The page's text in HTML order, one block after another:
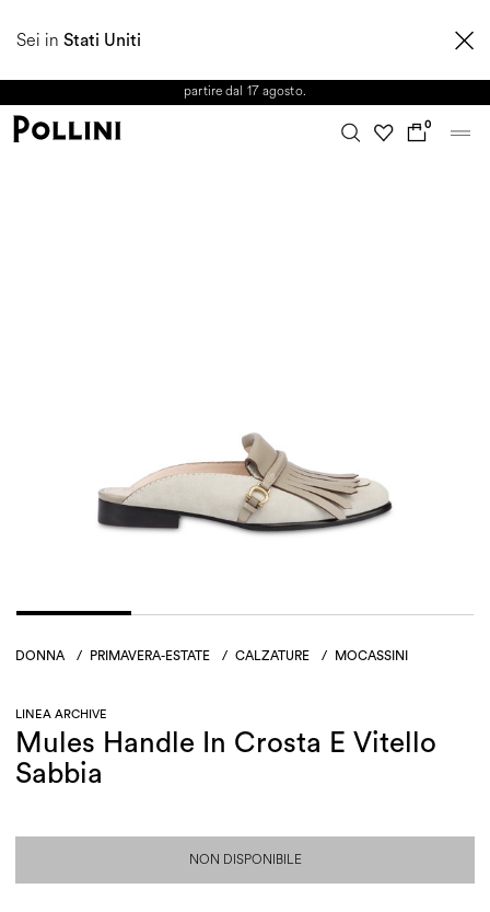
Sei in Stati Uniti
AUTUNNO/INVERNO 2026. Dall'8 al 16 agosto il Servizio Clienti non sarà
partire dal 17 agosto.
0
DONNA / PRIMAVERA-ESTATE / CALZATURE / MOCASSINI
LINEA ARCHIVE
Mules Handle In Crosta E Vitello
Sabbia
NON DISPONIBILE